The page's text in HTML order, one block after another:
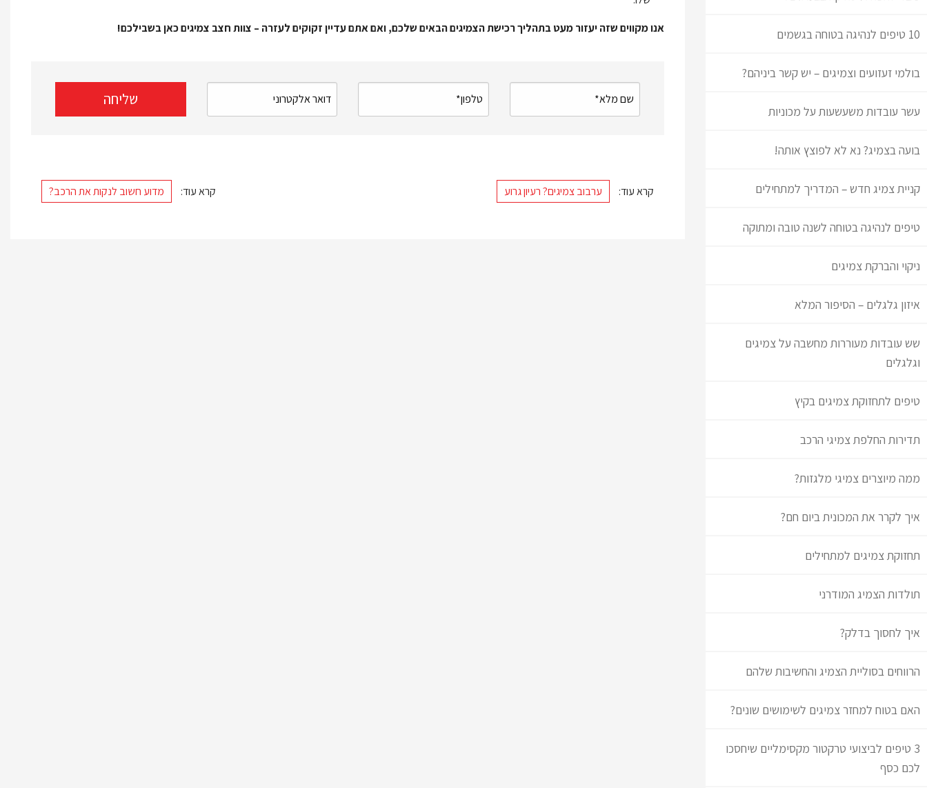
10 טיפים לנהיגה בטוחה בגשמים
בולמי זעזועים וצמיגים – יש קשר ביניהם?
עשר עובדות משעשעות על מכוניות
בועה בצמיג? נא לא לפוצץ אותה!
קניית צמיג חדש – המדריך למתחילים
טיפים לנהיגה בטוחה לשנה טובה ומתוקה
ניקוי והברקת צמיגים
איזון גלגלים – הסיפור המלא
שש עובדות מעוררות מחשבה על צמיגים
וגלגלים
טיפים לתחזוקת צמיגים בקיץ
תדירות החלפת צמיגי הרכב
ממה מיוצרים צמיגי מלגזות?
איך לקרר את המכונית ביום חם?
תחזוקת צמיגים למתחילים
תולדות הצמיג המודרני
איך לחסוך בדלק?
הרווחים בסוליית הצמיג והחשיבות שלהם
האם בטוח למחזר צמיגים לשימושים שונים?
3 טיפים לביצועי טרקטור מקסימליים שיחסכו
לכם כסף
אנו מקווים שזה יעזור מעט בתהליך רכישת הצמיגים הבאים שלכם, ואם אתם עדיין זקוקים לעזרה – צוות חצב צמיגים כאן בשבילכם!
קרא עוד: ערבוב צמיגים? רעיון גרוע קרא עוד: מדוע חשוב לנקות את הרכב?